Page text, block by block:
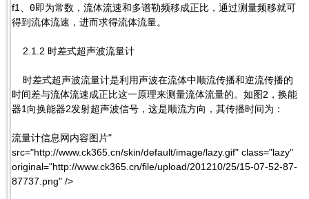
f1、θ即为常数，流体流速和多谱勒频移成正比，通过测量频移就可
得到流体流速，进而求得流体流量。
2.1.2 时差式超声波流量计
时差式超声波流量计是利用声波在流体中顺流传播和逆流传播的
时间差与流体流速成正比这一原理来测量流体流量的。如图2，换能
器1向换能器2发射超声波信号，这是顺流方向，其传播时间为：
流量计信息网内容图片"
src="http://www.ck365.cn/skin/default/image/lazy.gif" class="lazy"
original="http://www.ck365.cn/file/upload/201210/25/15-07-52-87-
87737.png" />